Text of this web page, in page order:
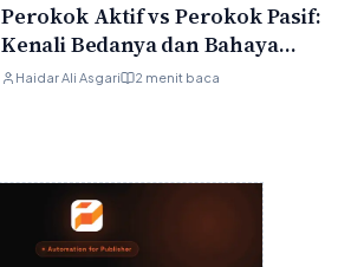
Perokok Aktif vs Perokok Pasif:
Kenali Bedanya dan Bahaya
yang Mengintai
Haidar Ali Asgari 2 menit baca